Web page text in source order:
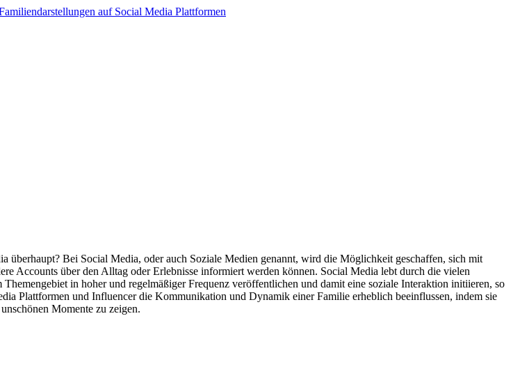
Bei Social Media, oder auch Soziale Medien genannt, wird die Möglichkeit geschaffen, sich mit
Accounts über den Alltag oder Erlebnisse informiert werden können. Social Media lebt durch die vielen
in hoher und regelmäßiger Frequenz veröffentlichen und damit eine soziale Interaktion initiieren, so
Plattformen und Influencer die Kommunikation und Dynamik einer Familie erheblich beeinflussen, indem sie
Momente zu zeigen.